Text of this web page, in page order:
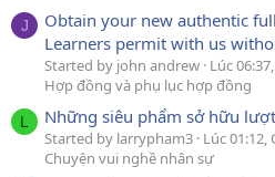
J
Obtain your new authentic
Learners permit with us
Started by john andrew Lúc
Hợp đồng và phụ lục hợp đồng
L Những siêu phẩm sở hữu
Started by larrypham3 Lúc 01:12,
Chuyện vui nghề nhân sự